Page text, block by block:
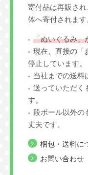
寄付品は再販さ
体へ寄付されます
「ぬいぐるみ」
現在、直接の「
停止しています。
当社までの送料
送っていただく
す。
段ボール以外の
丈夫です。
梱包・送料に
お問い合わせ